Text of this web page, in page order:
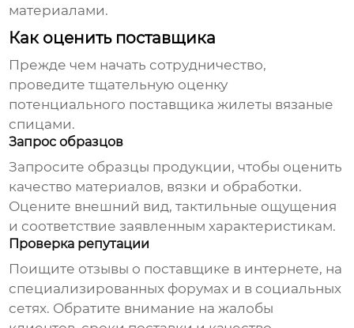
материалами.
Как оценить поставщика
Прежде чем начать сотрудничество,
проведите тщательную оценку
потенциального поставщикажилеты вязаные
спицами.
Запрос образцов
Запросите образцы продукции, чтобы оценить
качество материалов, вязки и обработки.
Оцените внешний вид, тактильные ощущения
и соответствие заявленным характеристикам.
Проверка репутации
Поищите отзывы о поставщике в интернете, на
специализированных форумах и в социальных
сетях. Обратите внимание на жалобы